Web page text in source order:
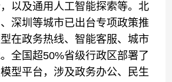
以及通用人工智能探索等。北
深圳等城市已出台专项政策推
在政务热线、智能客服、城市
全国超50%省级行政区部署了
型平台，涉及政务办公、民生